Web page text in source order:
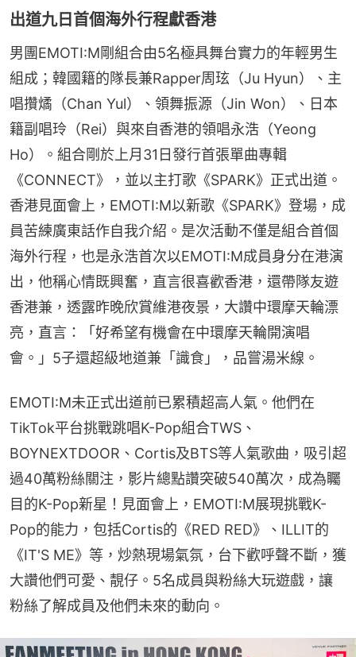
出道九日首個海外行程獻香港
男團EMOTI:M剛組合由5名極具舞台實力的年輕男生
組成；韓國籍的隊長兼Rapper周玹（Ju Hyun）、主
唱攢燏（Chan Yul）、領舞振源（Jin Won）、日本
籍副唱玲（Rei）與來自香港的領唱永浩（Yeong
Ho）。組合剛於上月31日發行首張單曲專輯
《CONNECT》，並以主打歌《SPARK》正式出道。
香港見面會上，EMOTI:M以新歌《SPARK》登場，成
員苦練廣東話作自我介紹。是次活動不僅是組合首個
海外行程，也是永浩首次以EMOTI:M成員身分在港演
出，他稱心情既興奮，直言很喜歡香港，還帶隊友遊
香港兼，透露昨晚欣賞維港夜景，大讚中環摩天輪漂
亮，直言：「好希望有機會在中環摩天輪開演唱
會。」5子還超級地道兼「識食」，品嘗湯米線。
EMOTI:M未正式出道前已累積超高人氣。他們在
TikTok平台挑戰跳唱K-Pop組合TWS、
BOYNEXTDOOR、Cortis及BTS等人氣歌曲，吸引超
過40萬粉絲關注，影片總點讚突破540萬次，成為矚
目的K-Pop新星！見面會上，EMOTI:M展現挑戰K-
Pop的能力，包括Cortis的《RED RED》、ILLIT的
《IT'S ME》等，炒熱現場氣氛，台下歡呼聲不斷，獲
大讚他們可愛、靚仔。5名成員與粉絲大玩遊戲，讓
粉絲了解成員及他們未來的動向。